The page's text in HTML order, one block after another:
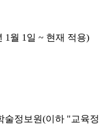
1월 1일 ~ 현재 적용)
술정보원(이하 "교육정